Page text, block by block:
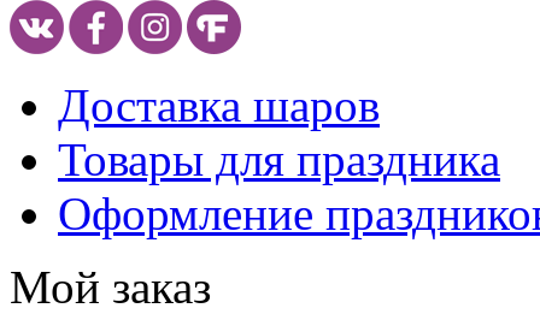
Доставка шаров
Товары для праздника
Оформление
Мой заказ